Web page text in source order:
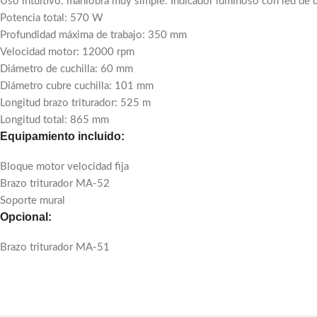
Potencia total: 570 W
Profundidad máxima de trabajo: 350 mm
Velocidad motor: 12000 rpm
Diámetro de cuchilla: 60 mm
Diámetro cubre cuchilla: 101 mm
Longitud brazo triturador: 525 m
Longitud total: 865 mm
Equipamiento incluido:
Bloque motor velocidad fija
Brazo triturador MA-52
Soporte mural
Opcional:
Brazo triturador MA-51